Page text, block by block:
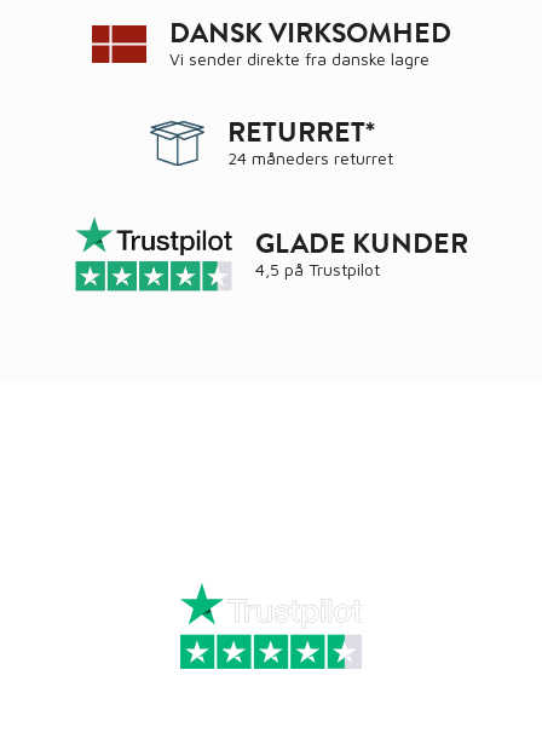
DANSK VIRKSOMHED
Vi sender direkte fra danske lagre
RETURRET*
24 måneders returret
GLADE KUNDER
4,5 på Trustpilot